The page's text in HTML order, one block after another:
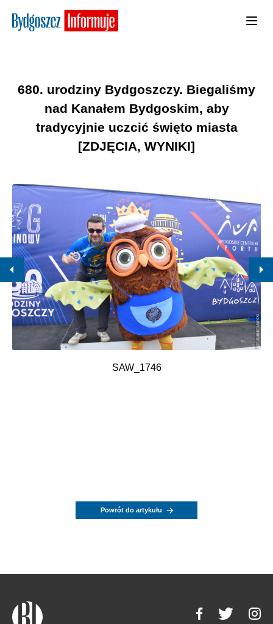
680. urodziny Bydgoszczy. Biegaliśmy
nad Kanałem Bydgoskim, aby
tradycyjnie uczcić święto miasta
[ZDJĘCIA, WYNIKI]
SAW_1746
Powrót do artykułu